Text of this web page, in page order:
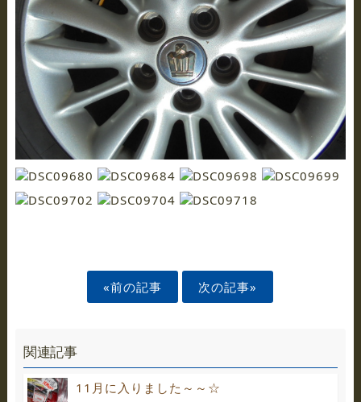
«前の記事 次の記事»
関連記事
11月に入りました～～☆